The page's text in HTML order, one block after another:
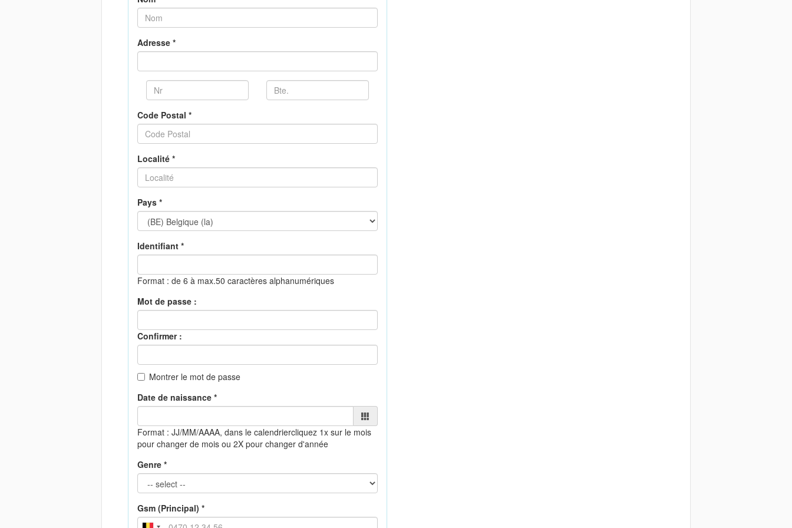
Adresse *
Code Postal *
Localité *
Pays *
Identifiant *
Format : de 6 à max.50 caractères alphanumériques
Mot de passe :
Confirmer :
Montrer le mot de passe
Date de naissance *
Format : JJ/MM/AAAA, dans le calendriercliquez 1x sur le mois
pour changer de mois ou 2X pour changer d'année
Genre *
Gsm (Principal) *